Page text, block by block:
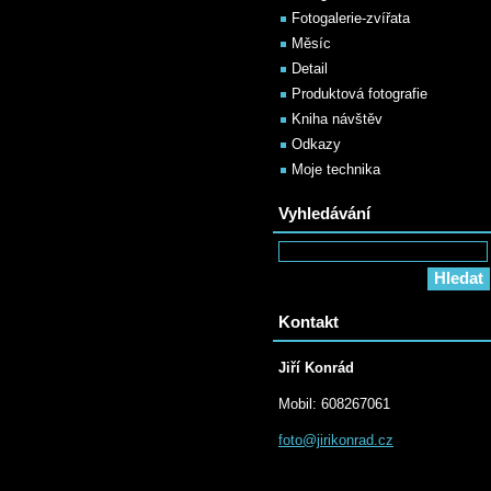
Fotogalerie-zvířata
Měsíc
Detail
Produktová fotografie
Kniha návštěv
Odkazy
Moje technika
Vyhledávání
Kontakt
Jiří Konrád
Mobil: 608267061
foto@jirikonrad.cz